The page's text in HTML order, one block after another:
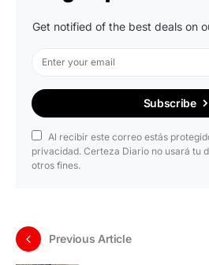
Get notified of the best deals on
Subscribe
Al recibir este correo estás
privacidad. Certeza Diario no usará tu
otros fines.
Previous Article